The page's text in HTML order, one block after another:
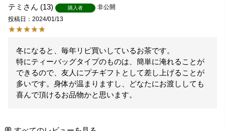
テミ 13 購入者
非公開
投稿日
2024/01/13
冬になると、毎年リピ買いしているお茶です。
特にティーバッグタイプのものは、簡単に淹れることが
できるので、友人にプチギフトとして差し上げることが
多いです。身体が温まりますし、どなたにお渡ししても
喜んで頂けるお品物かと思います。